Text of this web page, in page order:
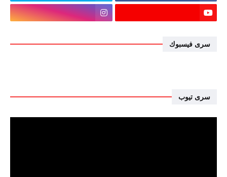
سرى فيسبوك
سرى تيوب